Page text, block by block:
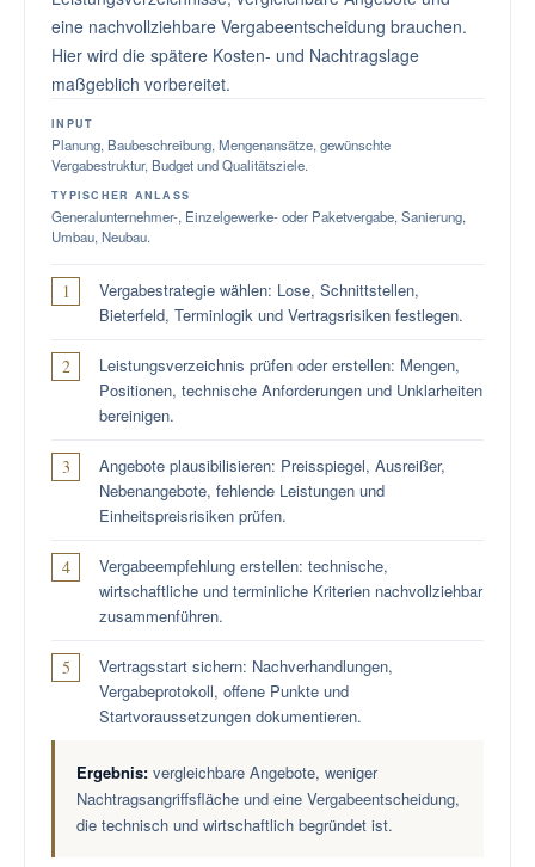
eine nachvollziehbare Vergabeentscheidung brauchen.
Hier wird die spätere Kosten- und Nachtragslage
maßgeblich vorbereitet.
INPUT
Planung, Baubeschreibung, Mengenansätze, gewünschte
Vergabestruktur, Budget und Qualitätsziele.
TYPISCHER ANLASS
Generalunternehmer-, Einzelgewerke- oder Paketvergabe, Sanierung,
Umbau, Neubau.
Vergabestrategie wählen: Lose, Schnittstellen,
Bieterfeld, Terminlogik und Vertragsrisiken festlegen.
Leistungsverzeichnis prüfen oder erstellen: Mengen,
Positionen, technische Anforderungen und Unklarheiten
bereinigen.
Angebote plausibilisieren: Preisspiegel, Ausreißer,
Nebenangebote, fehlende Leistungen und
Einheitspreisrisiken prüfen.
Vergabeempfehlung erstellen: technische,
wirtschaftliche und terminliche Kriterien nachvollziehbar
zusammenführen.
Vertragsstart sichern: Nachverhandlungen,
Vergabeprotokoll, offene Punkte und
Startvoraussetzungen dokumentieren.
Ergebnis: vergleichbare Angebote, weniger
Nachtragsangriffsfläche und eine Vergabeentscheidung,
die technisch und wirtschaftlich begründet ist.